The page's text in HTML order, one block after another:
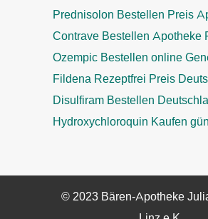
Prednisolon Bestellen Preis
Contrave Bestellen Apotheke
Ozempic Bestellen online
Fildena Rezeptfrei Preis
Disulfiram Bestellen
Hydroxychloroquin Kaufen
© 2023 Bären-Apotheke